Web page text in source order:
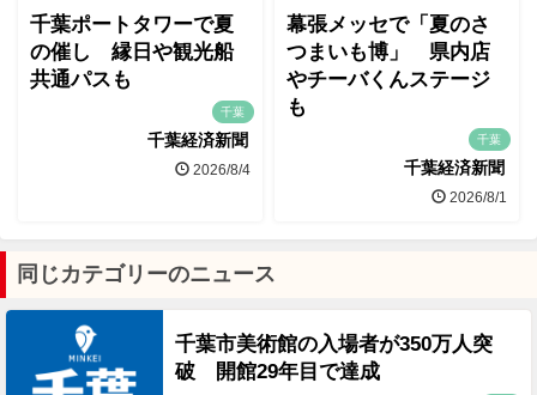
千葉ポートタワーで夏
の催し 縁日や観光船
共通パスも
千葉
千葉経済新聞
2026/8/4
幕張メッセで「夏のさ
つまいも博」 県内店
やチーバくんステージ
も
千葉
千葉経済新聞
2026/8/1
同じカテゴリーのニュース
千葉市美術館の入場者が350万人突
破 開館29年目で達成